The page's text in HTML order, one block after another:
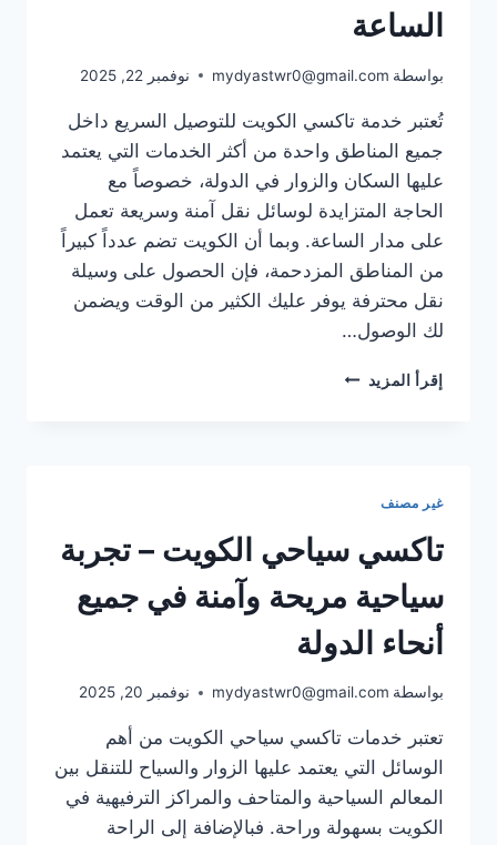
الساعة
بواسطة mydyastwr0@gmail.com نوفمبر 22, 2025
تُعتبر خدمة تاكسي الكويت للتوصيل السريع داخل
جميع المناطق واحدة من أكثر الخدمات التي يعتمد
عليها السكان والزوار في الدولة، خصوصاً مع
الحاجة المتزايدة لوسائل نقل آمنة وسريعة تعمل
على مدار الساعة. وبما أن الكويت تضم عدداً كبيراً
من المناطق المزدحمة، فإن الحصول على وسيلة
نقل محترفة يوفر عليك الكثير من الوقت ويضمن
لك الوصول…
إقرأ المزيد تاكسي
خدمة
وسريعة
على
مدار
غير مصنف
تاكسي سياحي الكويت – تجربة
سياحية مريحة وآمنة في جميع
أنحاء الدولة
بواسطة mydyastwr0@gmail.com نوفمبر 20, 2025
تعتبر خدمات تاكسي سياحي الكويت من أهم
الوسائل التي يعتمد عليها الزوار والسياح للتنقل بين
المعالم السياحية والمتاحف والمراكز الترفيهية في
الكويت بسهولة وراحة. فبالإضافة إلى الراحة